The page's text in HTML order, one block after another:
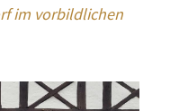
im vorbildlichen